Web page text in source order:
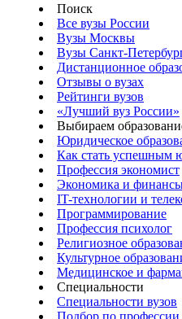
Поиск
Все вузы России
Вузы Москвы
Вузы Санкт-
Дистанционное
Отзывы о вузах
Рейтинги вузов
«Лучший вуз России»
Выбираем
Юридическое
Как стать успешным
Профессия экономист
Экономика и
IT-технологии и
Программирование
Профессия психолог
Религиозное
Культурное
Медицинское и
Специальности
Специальности вузов
Подбор по профессии